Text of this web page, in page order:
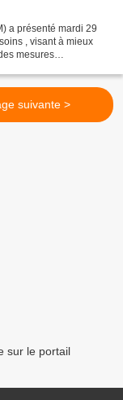
a présenté mardi 29
, visant à mieux
mesures
suivante >
sur le portail